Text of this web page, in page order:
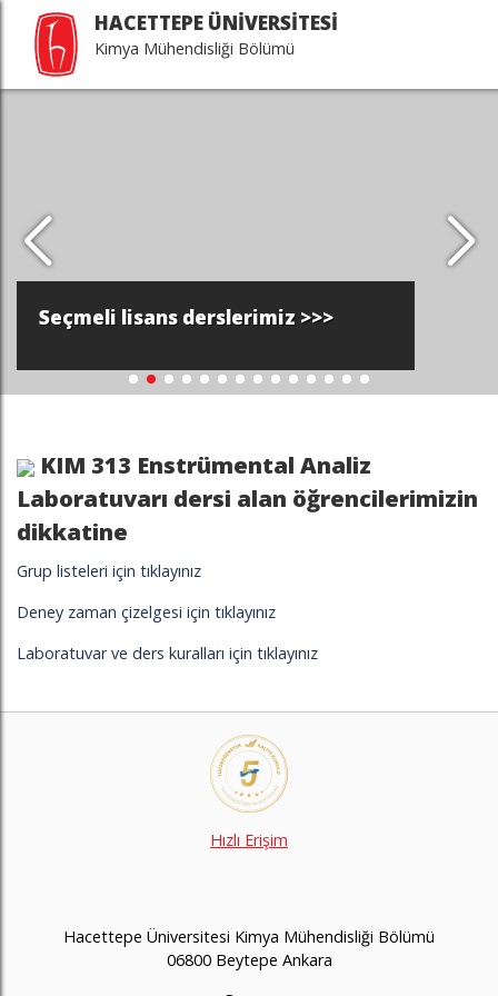
HACETTEPE ÜNİVERSİTESİ
Kimya Mühendisliği Bölümü
Seçmeli lisans derslerimiz >>>
KIM 313 Enstrümental Analiz
Laboratuvarı dersi alan öğrencilerimizin
dikkatine
Grup listeleri için tıklayınız
Deney zaman çizelgesi için tıklayınız
Laboratuvar ve ders kuralları için tıklayınız
Hızlı Erişim
Hacettepe Üniversitesi Kimya Mühendisliği Bölümü
06800 Beytepe Ankara